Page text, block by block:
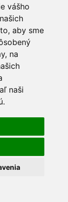
vášho
aby sme
na
naši
sú
všetko
prístup
:)